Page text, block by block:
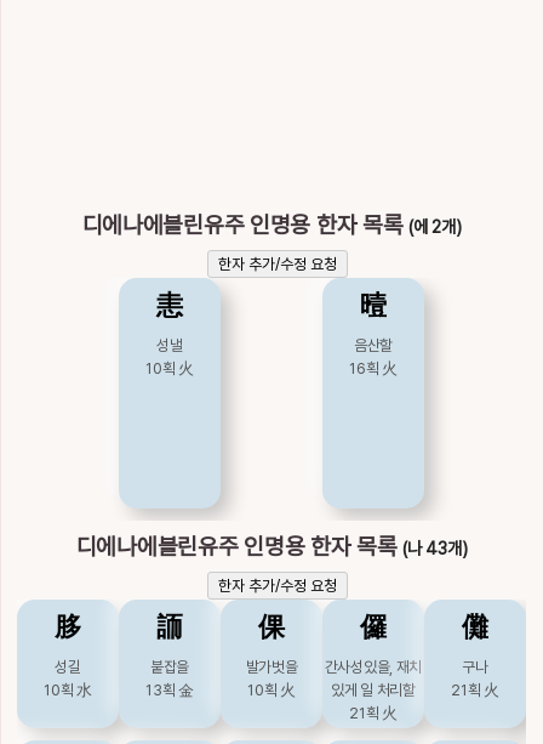
디에나에블린유주 인명용 한자 목록(에 2개)
한자 추가/수정 요청
恚
성낼
10획 火
曀
음산할
16획 火
디에나에블린유주 인명용 한자 목록(나 43개)
한자 추가/수정 요청
䏧
성길
10획 水
䛔
붙잡을
13획 金
倮
발가벗을
10획 火
儸
간사성있을, 재치
있게 일 처리할
21획 火
儺
구나
21획 火